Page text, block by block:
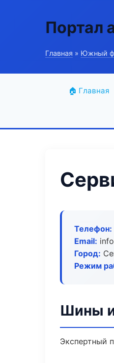
Портал
Главная » Южный
🏠 Главная
Телефон:
Email:
Город:
Режим
Шины и
Экспертный